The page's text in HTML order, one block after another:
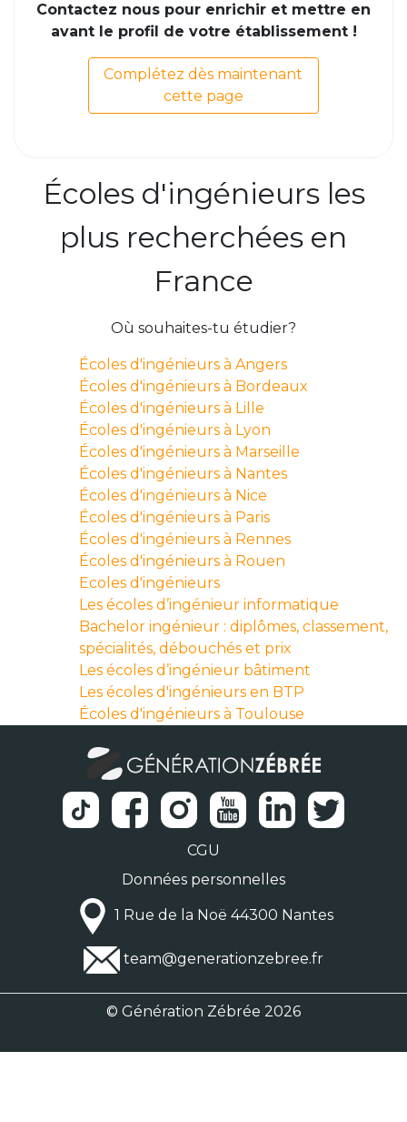
Contactez nous pour enrichir et mettre en
avant le profil de votre établissement !
Complétez dès maintenant
cette page
Écoles d'ingénieurs les
plus recherchées en
France
Où souhaites-tu étudier?
Écoles d'ingénieurs à Angers
Écoles d'ingénieurs à Bordeaux
Écoles d'ingénieurs à Lille
Écoles d'ingénieurs à Lyon
Écoles d'ingénieurs à Marseille
Écoles d'ingénieurs à Nantes
Écoles d'ingénieurs à Nice
Écoles d'ingénieurs à Paris
Écoles d'ingénieurs à Rennes
Écoles d'ingénieurs à Rouen
Ecoles d'ingénieurs
Les écoles d’ingénieur informatique
Bachelor ingénieur : diplômes, classement,
spécialités, débouchés et prix
Les écoles d’ingénieur bâtiment
Les écoles d'ingénieurs en BTP
Écoles d'ingénieurs à Toulouse
CGU
Données personnelles
1 Rue de la Noë 44300 Nantes
team@generationzebree.fr
© Génération Zébrée 2026